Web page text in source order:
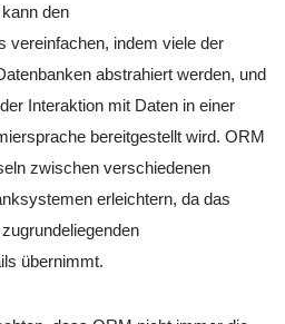
den
vereinfachen, indem viele der
abstrahiert werden, und
Interaktion mit Daten in einer
bereitgestellt wird. ORM
zwischen verschiedenen
erleichtern, da das
übernimmt.